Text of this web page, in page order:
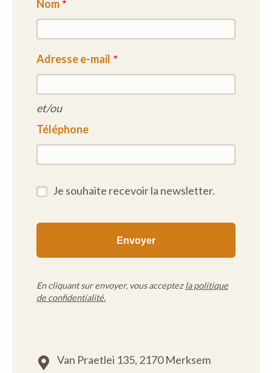
Nom
Adresse e-mail
et/ou
Téléphone
Je souhaite recevoir la newsletter.
En cliquant sur envoyer, vous acceptezla politique
de confidentialité.
Van Praetlei 135, 2170 Merksem